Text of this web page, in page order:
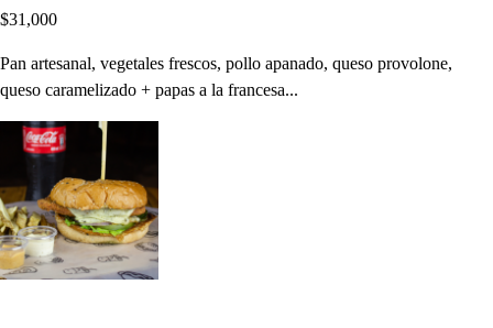
$31,000
Pan artesanal, vegetales frescos, pollo apanado, queso provolone,
queso caramelizado + papas a la francesa...